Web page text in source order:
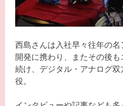
西島さんは入社早々往年の名
開発に携わり、またその後
続け、デジタル・アナログ
役。